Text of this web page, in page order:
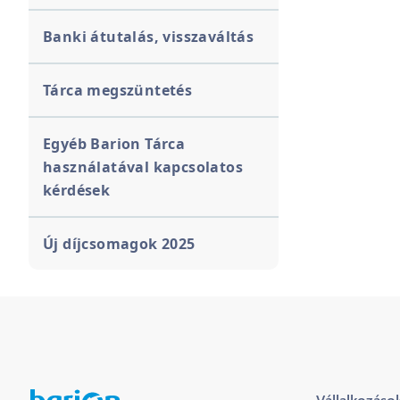
Banki átutalás, visszaváltás
Tárca megszüntetés
Egyéb Barion Tárca
használatával kapcsolatos
kérdések
Új díjcsomagok 2025